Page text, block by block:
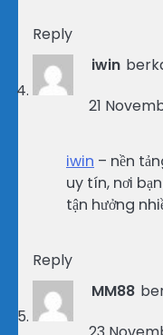
Reply
iwin
21
iwin – nền
uy tín, nơi
tận hưởng
Reply
MM88